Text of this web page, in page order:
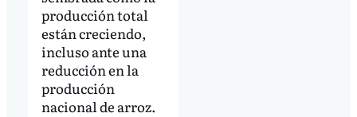
producción total
están creciendo,
incluso ante una
reducción en la
producción
nacional de arroz.